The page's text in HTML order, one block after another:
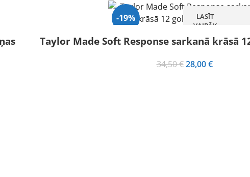
-19%
LASĪT
VAIRĀK
Taylor Made Soft Response sarkanā krāsā
34,50€ Original
28,00€Current